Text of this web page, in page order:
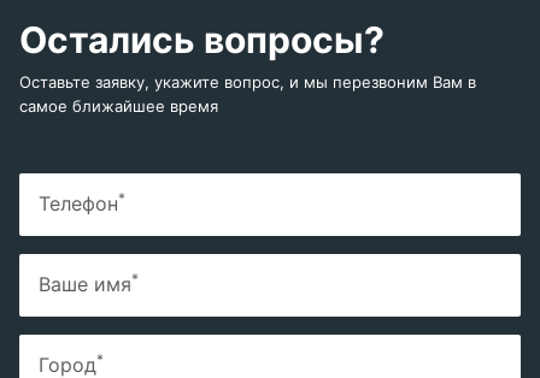
Остались вопросы?
Оставьте заявку, укажите вопрос, и мы перезвоним Вам в
самое ближайшее время
Телефон*
Ваше имя*
Город*